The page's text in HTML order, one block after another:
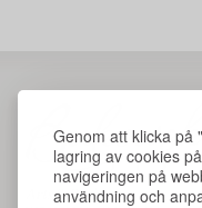
Genom att klicka på
lagring av cookies
navigeringen på
användning och